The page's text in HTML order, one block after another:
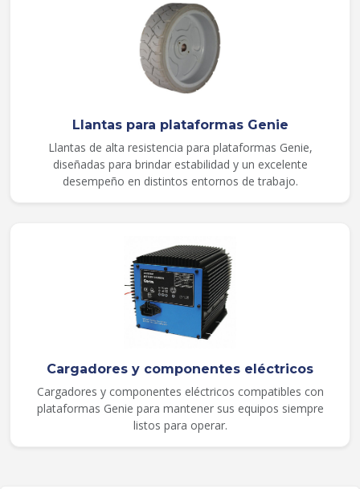
Llantas para plataformas Genie
Llantas de alta resistencia para plataformas Genie,
diseñadas para brindar estabilidad y un excelente
desempeño en distintos entornos de trabajo.
Cargadores y componentes eléctricos
Cargadores y componentes eléctricos compatibles con
plataformas Genie para mantener sus equipos siempre
listos para operar.